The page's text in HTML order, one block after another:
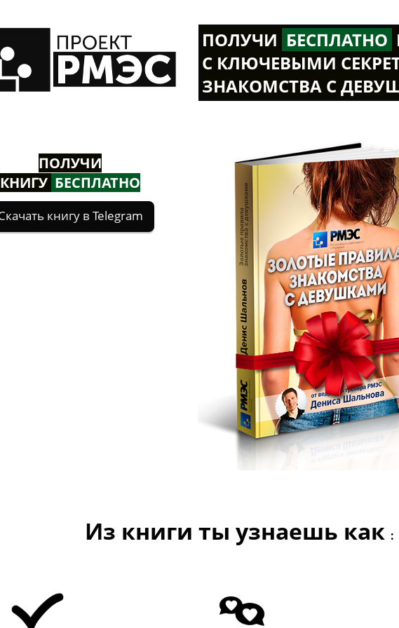
ПОЛУЧИ БЕСПЛАТНО
С КЛЮЧЕВЫМИ
ЗНАКОМСТВА С
ПОЛУЧИ
КНИГУ БЕСПЛАТНО
Из книги ты узнаешь как :